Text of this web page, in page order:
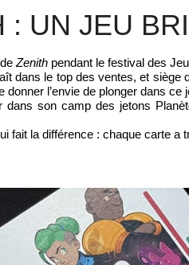
: UN JEU
Zenith pendant le festival des
dans le top des ventes, et siège
donner l’envie de plonger dans ce
dans son camp des jetons
fait la différence : chaque carte